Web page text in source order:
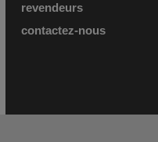
revendeurs
contactez-nous